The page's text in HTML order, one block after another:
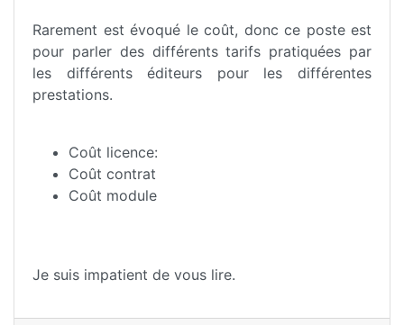
Rarement est évoqué le coût, donc ce poste est
pour parler des différents tarifs pratiquées par
les différents éditeurs pour les différentes
prestations.
Coût licence:
Coût contrat
Coût module
Je suis impatient de vous lire.